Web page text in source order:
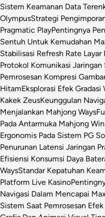
Sistem Keamanan Data
OlympusStrategi
Pragmatic PlayPentingnya
Sentuh Untuk Kemudahan
Stabilisasi Refresh Rate Layar
Protokol Komunikasi
Pemrosesan Kompresi
HitamEksplorasi Efek Gradasi
Kakek ZeusKeunggulan
Menjalankan Mahjong Ways
Pada Antarmuka Mahjong
Ergonomis Pada Sistem PG
Penurunan Latensi Jaringan
Efisiensi Konsumsi Daya
WaysStandar Kepatuhan
Platform Live Kasino
Navigasi Dalam Mencapai
Sistem Saat Pemrosesan